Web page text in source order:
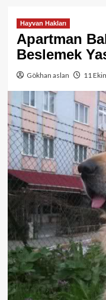
Hayvan Hakları
Apartman
Beslemek
Gökhan aslan 11